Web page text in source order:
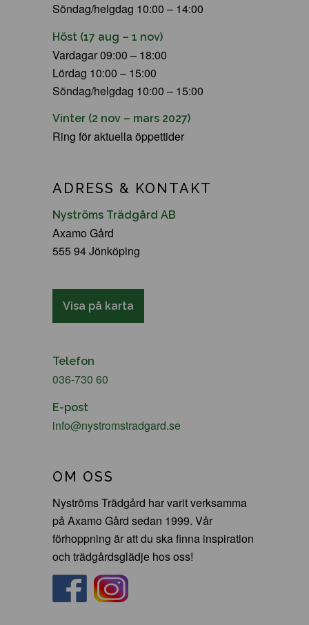
Söndag/helgdag 10:00 – 14:00
Höst (17 aug – 1 nov)
Vardagar 09:00 – 18:00
Lördag 10:00 – 15:00
Söndag/helgdag 10:00 – 15:00
Vinter (2 nov – mars 2027)
Ring för aktuella öppettider
ADRESS & KONTAKT
Nyströms Trädgård AB
Axamo Gård
555 94 Jönköping
Visa på karta
Telefon
036-730 60
E-post
info@nystromstradgard.se
OM OSS
Nyströms Trädgård har varit verksamma
på Axamo Gård sedan 1999. Vår
förhoppning är att du ska finna inspiration
och trädgårdsglädje hos oss!